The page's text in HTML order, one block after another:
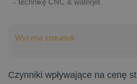
Wycena statuetek
Czynniki wpływające na cenę